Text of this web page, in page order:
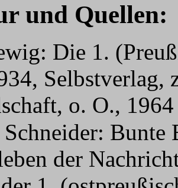
und Quellen:
Die 1.
Selbstverlag,
o. O., 1964
Bunte
der